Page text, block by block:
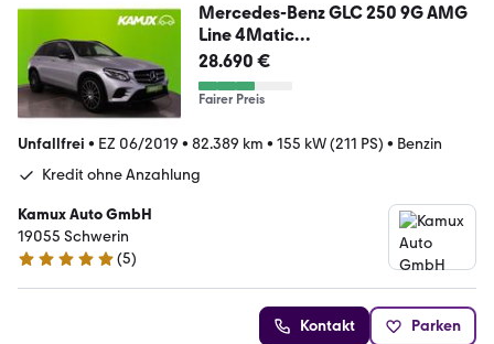
Mercedes-Benz GLC 250 9G AMG
Line 4Matic
+LED+NAVI+PANO+KAMERA
28.690 €
Fairer Preis
Unfallfrei • EZ 06/2019 • 82.389 km • 155 kW (211 PS) • Benzin
Kredit ohne Anzahlung
Kamux Auto GmbH
19055 Schwerin
4.9 Sterne
(5)
Kontakt Parken